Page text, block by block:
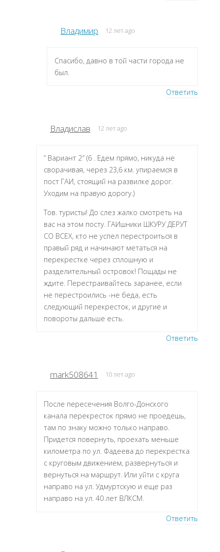
Владимир 12 лет ago
Спасибо, давно в той части города не
был.
Ответить
Владислав 12 лет ago
” Вариант 2″ (6 . Едем прямо, никуда не
сворачивая, через 23,6 км. упираемся в
пост ГАИ, стоящий на развилке дорог.
Уходим на правую дорогу.)
Тов. туристы! До слез жалко смотреть на
вас на этом посту. ГАИшники ШКУРУ ДЕРУТ
СО ВСЕХ, кто не успел перестроиться в
правый ряд и начинают метаться на
перекрестке через сплошную и
разделительный островок! Пощады не
ждите. Перестраивайтесь заранее, если
не перестроились -не беда, есть
следующий перекресток, и другие и
повороты дальше есть.
Ответить
mark508641 10 лет ago
После пересечения Волго-Донского
канала перекресток прямо не проедешь,
там по знаку можно только направо.
Придется повернуть, проехать меньше
километра по ул. Фадеева до перекрестка
с круговым движением, развернуться и
вернуться на маршрут. Или уйти с круга
направо на ул. Удмуртскую и еще раз
направо на ул. 40 лет ВЛКСМ.
Ответить